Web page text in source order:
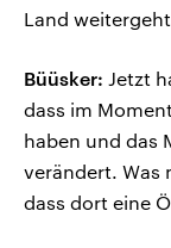
Land
Büüsker: Jetzt
dass im
haben und das
verändert. Was
dass dort eine